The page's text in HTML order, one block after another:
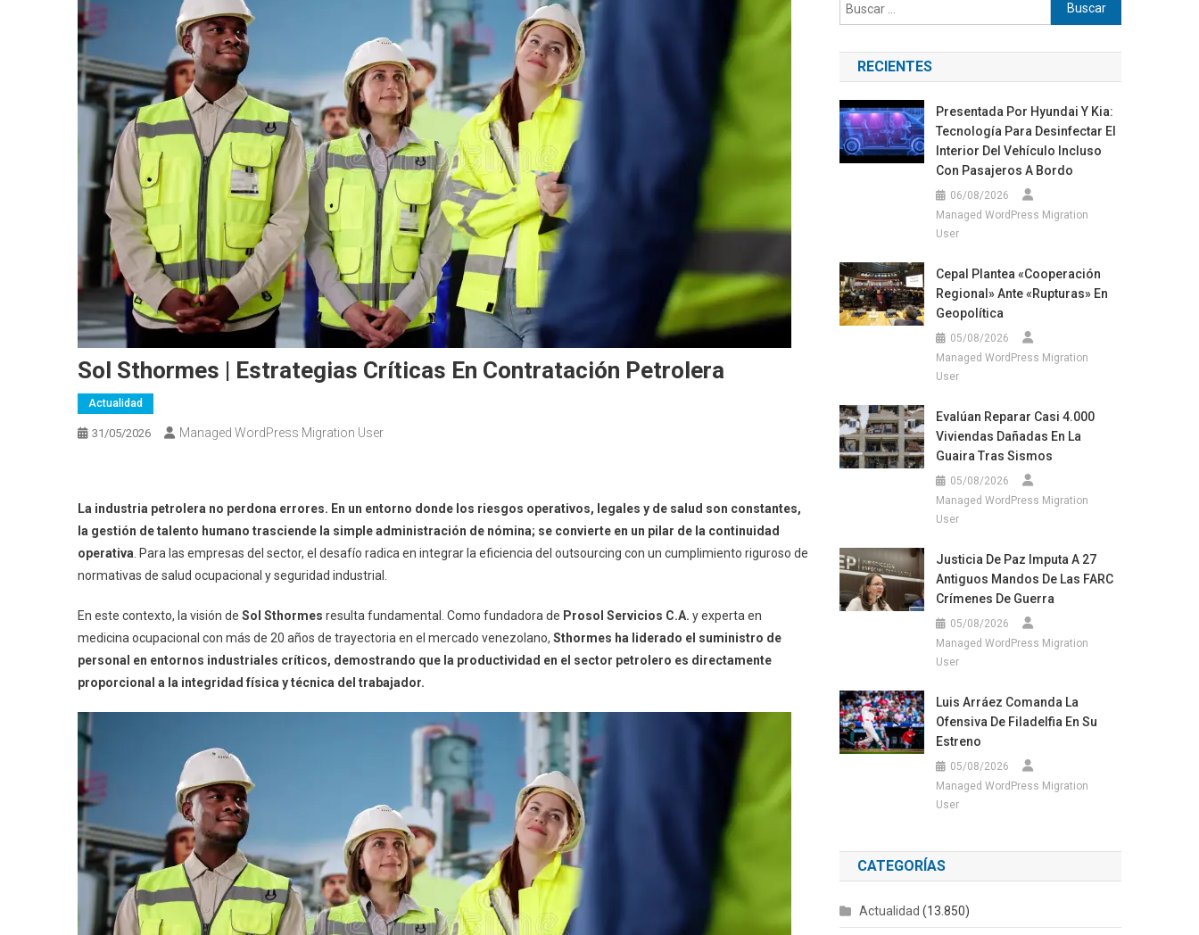
Sol Sthormes | Estrategias Críticas En Contratación Petrolera
Actualidad
31/05/2026 Managed WordPress Migration User
La industria petrolera no perdona errores. En un entorno donde los riesgos operativos, legales y de salud son constantes,
la gestión de talento humano trasciende la simple administración de nómina; se convierte en un pilar de la continuidad
operativa . Para las empresas del sector, el desafío radica en integrar la eficiencia del outsourcing con un cumplimiento riguroso de
normativas de salud ocupacional y seguridad industrial.
En este contexto, la visión de Sol Sthormes resulta fundamental. Como fundadora de Prosol Servicios C.A. y experta en
medicina ocupacional con más de 20 años de trayectoria en el mercado venezolano, Sthormes ha liderado el suministro de
personal en entornos industriales críticos, demostrando que la productividad en el sector petrolero es directamente
proporcional a la integridad física y técnica del trabajador.
RECIENTES
Presentada Por Hyundai Y Kia:
Tecnología Para Desinfectar El
Interior Del Vehículo Incluso
Con Pasajeros A Bordo
06/08/2026
Managed WordPress Migration
User
Cepal Plantea «cooperación
Regional» Ante «rupturas» En
Geopolítica
05/08/2026
Managed WordPress Migration
User
Evalúan Reparar Casi 4.000
Viviendas Dañadas En La
Guaira Tras Sismos
05/08/2026
Managed WordPress Migration
User
Justicia De Paz Imputa A 27
Antiguos Mandos De Las FARC
Crímenes De Guerra
05/08/2026
Managed WordPress Migration
User
Luis Arráez Comanda La
Ofensiva De Filadelfia En Su
Estreno
05/08/2026
Managed WordPress Migration
User
CATEGORÍAS
Actualidad (13.850)